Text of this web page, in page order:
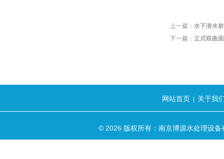
上一篇： 水下潜水
下一篇： 立式双曲
网站首页 关于我
© 2026 版权所有：南京博源水处理设